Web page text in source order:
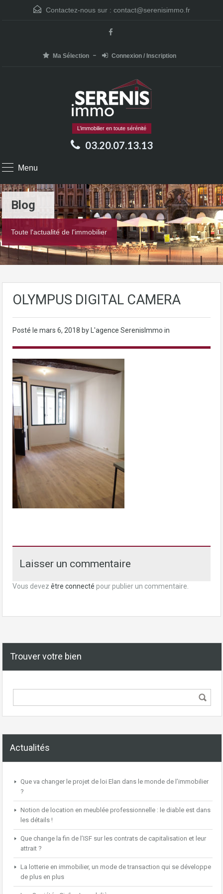
Contactez-nous sur : contact@serenisimmo.fr
Ma Sélection Connexion / Inscription
L’immobilier en toute sérénité
03.20.07.13.13
Menu
Blog
Toute l'actualité de l'immobilier
OLYMPUS DIGITAL CAMERA
Posté le mars 6, 2018 by L'agence SerenisImmo in
Laisser un commentaire
Vous devez être connecté pour publier un commentaire.
Trouver votre bien
Actualités
Que va changer le projet de loi Elan dans le monde de l’immobilier
?
Notion de location en meublée professionnelle : le diable est dans
les détails !
Que change la fin de l’ISF sur les contrats de capitalisation et leur
attrait ?
La lotterie en immobilier, un mode de transaction qui se développe
de plus en plus